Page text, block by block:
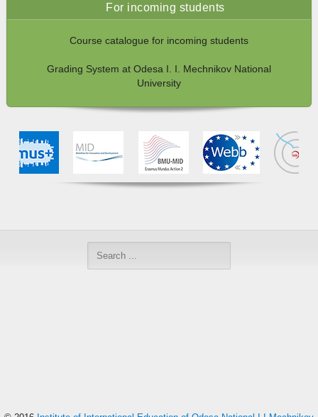
For incoming students
Course catalogue for incoming students
Grading System at Odesa I. I. Mechnikov National
University